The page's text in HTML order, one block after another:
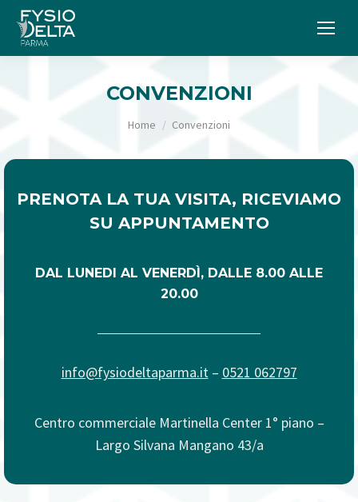
CONVENZIONI
Tu sei qui:
Home Convenzioni
PRENOTA LA TUA VISITA, RICEVIAMO
SU APPUNTAMENTO
DAL LUNEDI AL VENERDÌ, DALLE 8.00 ALLE
20.00
info@fysiodeltaparma.it– 0521 062797
Centro commerciale Martinella Center 1° piano –
Largo Silvana Mangano 43/a